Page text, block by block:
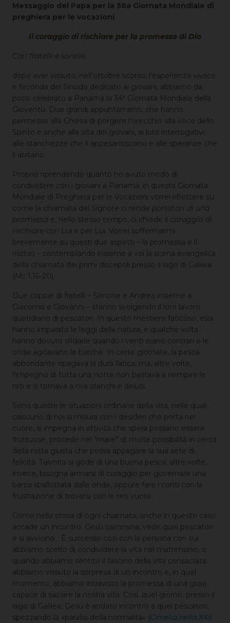
Messaggio del Papa per la 56a Giornata Mondiale di
preghiera per le vocazioni
Il coraggio di rischiare per la promessa di Dio
Cari fratelli e sorelle,
dopo aver vissuto, nell’ottobre scorso, l’esperienza vivace
e feconda del Sinodo dedicato ai giovani, abbiamo da
poco celebrato a Panamá la 34ª Giornata Mondiale della
Gioventù. Due grandi appuntamenti, che hanno
permesso alla Chiesa di porgere l’orecchio alla voce dello
Spirito e anche alla vita dei giovani, ai loro interrogativi,
alle stanchezze che li appesantiscono e alle speranze che
li abitano.
Proprio riprendendo quanto ho avuto modo di
condividere con i giovani a Panamá, in questa Giornata
Mondiale di Preghiera per le Vocazioni vorrei riflettere su
come la chiamata del Signore ci rende portatori di una
promessa e, nello stesso tempo, ci chiede il coraggio di
rischiare con Lui e per Lui. Vorrei soffermarmi
brevemente su questi due aspetti – la promessa e il
rischio – contemplando insieme a voi la scena evangelica
della chiamata dei primi discepoli presso il lago di Galilea
(Mc 1,16-20).
Due coppie di fratelli – Simone e Andrea insieme a
Giacomo e Giovanni – stanno svolgendo il loro lavoro
quotidiano di pescatori. In questo mestiere faticoso, essi
hanno imparato le leggi della natura, e qualche volta
hanno dovuto sfidarle quando i venti erano contrari e le
onde agitavano le barche. In certe giornate, la pesca
abbondante ripagava la dura fatica, ma, altre volte,
l’impegno di tutta una notte non bastava a riempire le
reti e si tornava a riva stanchi e delusi.
Sono queste le situazioni ordinarie della vita, nelle quali
ciascuno di noi si misura con i desideri che porta nel
cuore, si impegna in attività che spera possano essere
fruttuose, procede nel “mare” di molte possibilità in cerca
della rotta giusta che possa appagare la sua sete di
felicità. Talvolta si gode di una buona pesca, altre volte,
invece, bisogna armarsi di coraggio per governare una
barca sballottata dalle onde, oppure fare i conti con la
frustrazione di trovarsi con le reti vuote.
Come nella storia di ogni chiamata, anche in questo caso
accade un incontro. Gesù cammina, vede quei pescatori
e si avvicina… È successo così con la persona con cui
abbiamo scelto di condividere la vita nel matrimonio, o
quando abbiamo sentito il fascino della vita consacrata:
abbiamo vissuto la sorpresa di un incontro e, in quel
momento, abbiamo intravisto la promessa di una gioia
capace di saziare la nostra vita. Così, quel giorno, presso il
lago di Galilea, Gesù è andato incontro a quei pescatori,
spezzando la «paralisi della normalità» (Omelia nella XXII